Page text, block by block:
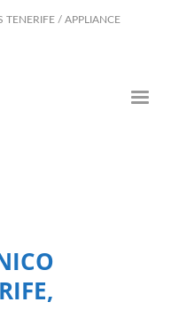
TENERIFE / APPLIANCE